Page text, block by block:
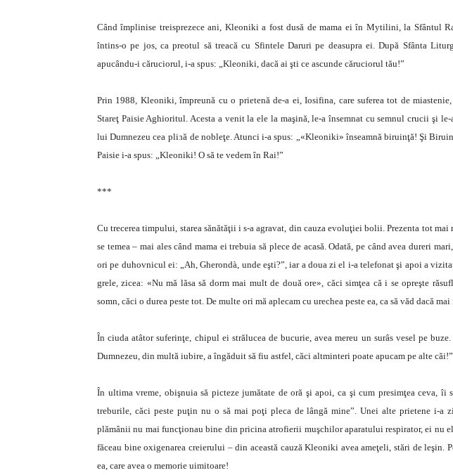
Când împlinise treisprezece ani, Kleoniki a fost dusă de mama ei în Mytilini, la Sfântul
întins-o pe jos, ca preotul să treacă cu Sfintele Daruri pe deasupra ei. După Sfânta
apucându-i căruciorul, i-a spus: „Kleoniki, dacă ai şti ce ascunde căruciorul tău!”
Prin 1988, Kleoniki, împreună cu o prietenă de-a ei, Iosifina, care suferea tot de
Stareţ Paisie Aghioritul. Acesta a venit la ele la maşină, le-a însemnat cu semnul crucii şi
lui Dumnezeu cea plină de nobleţe. Atunci i-a spus: „«Kleoniki» înseamnă biruinţă! Şi
Paisie i-a spus: „Kleoniki! O să te vedem în Rai!”
***
Cu trecerea timpului, starea sănătăţii i s-a agravat, din cauza evoluţiei bolii. Prezenta tot
se temea – mai ales când mama ei trebuia să plece de acasă. Odată, pe când avea dureri
ori pe duhovnicul ei: „Ah, Gherondà, unde eşti?”, iar a doua zi el i-a telefonat şi apoi a
grele, zicea: «Nu mă lăsa să dorm mai mult de două ore», căci simţea că i se opreşte
somn, căci o durea peste tot. De multe ori mă aplecam cu urechea peste ea, ca să văd dacă mai
În ciuda atâtor suferinţe, chipul ei strălucea de bucurie, avea mereu un surâs vesel pe buze.
Dumnezeu, din multă iubire, a îngăduit să fiu astfel, căci altminteri poate apucam pe alte căi!”
În ultima vreme, obişnuia să picteze ju­mă­tate de oră şi apoi, ca şi cum presimţea ceva, îi
treburile, căci peste puţin nu o să mai poţi pleca de lângă mine”. Unei alte prietene i-a
plămânii nu mai funcţionau bine din pricina atrofierii muşchilor aparatului respirator, ei nu
făceau bine oxigenarea creierului – din această cauză Kleoniki avea ameţeli, stări de leşin.
ea, care avea o memorie uimitoare!